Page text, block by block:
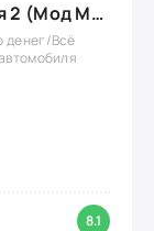
Симулятор Автомобиля 2 (Мод Много денег/Всё открыто)
денег/Всё
8.1